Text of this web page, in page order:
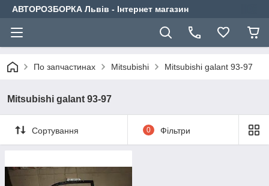
АВТОРОЗБОРКА Львів - Інтернет магазин
По запчастинах Mitsubishi Mitsubishi galant 93-97
Mitsubishi galant 93-97
Сортування 0 Фільтри